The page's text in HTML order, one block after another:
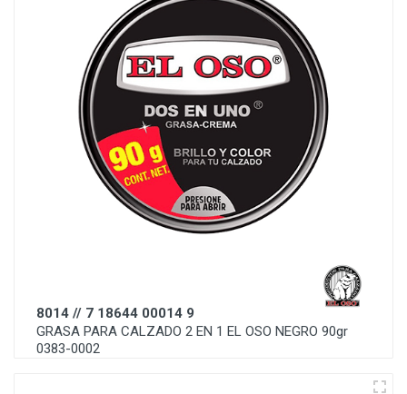
8014 // 7 18644 00014 9
GRASA PARA CALZADO 2 EN 1 EL OSO NEGRO 90gr
0383-0002